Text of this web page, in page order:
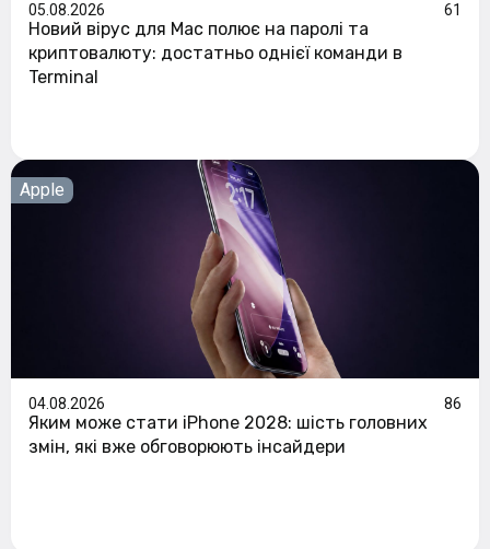
05.08.2026 61
Новий вірус для Mac полює на паролі та
криптовалюту: достатньо однієї команди в
Terminal
Apple
04.08.2026 86
Яким може стати iPhone 2028: шість головних
змін, які вже обговорюють інсайдери